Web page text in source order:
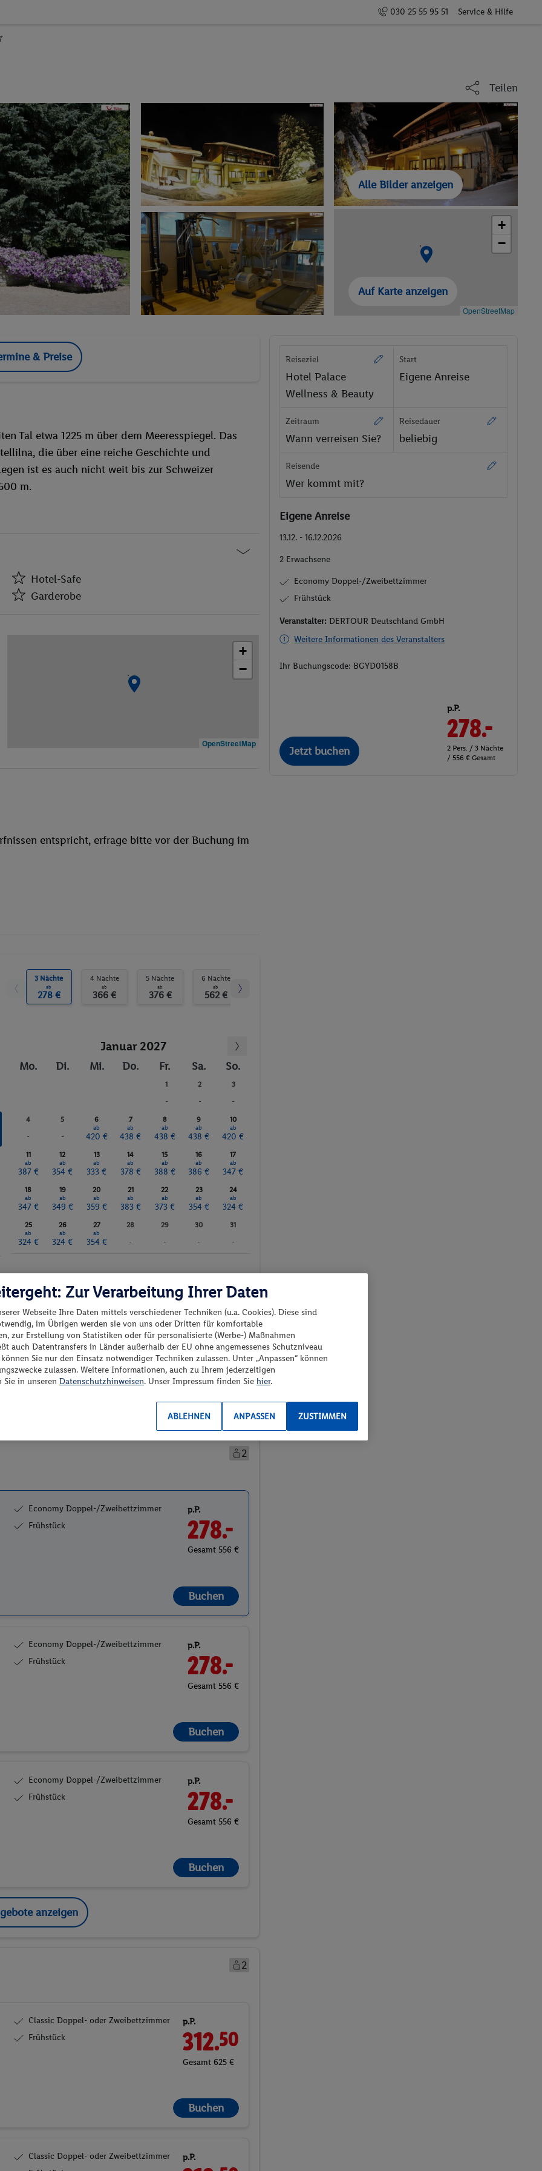
030 25 55 95 51 Service & Hilfe
Teilen
Alle Bilder anzeigen
+
−
OpenStreetMap
Auf Karte anzeigen
& Preise
Tal etwa 1225 m über dem Meeresspiegel. Das
die über eine reiche Geschichte und
ist es auch nicht weit bis zur Schweizer
m.
Hotel-Safe
Garderobe
Restaurant(s) mit Kinderhochstühlen
Spielplatz
Sonnenterrasse
Massage
Billard / Snooker
Animation für Kinder
Fitnessstudio
+
−
OpenStreetMap
entspricht, erfrage bitte vor der Buchung im
3 Nächte
ab
278 €
4 Nächte
ab
366 €
5 Nächte
ab
376 €
6 Nächte
ab
562 €
Januar 2027
Mo. Di. Mi. Do. Fr. Sa. So.
1
-
2
-
3
-
4
-
5
-
6
ab
420 €
7
ab
438 €
8
ab
438 €
9
ab
438 €
10
ab
420 €
11
ab
387 €
12
ab
354 €
13
ab
333 €
14
ab
378 €
15
ab
388 €
16
ab
386 €
17
ab
347 €
18
ab
347 €
19
ab
349 €
20
ab
359 €
21
ab
383 €
22
ab
373 €
23
ab
354 €
24
ab
324 €
25
ab
324 €
26
ab
324 €
27
ab
354 €
28
-
29
-
30
-
31
-
los?
2
Economy Doppel-/Zweibettzimmer
Frühstück
p.P.
278.-
Gesamt 556 €
Buchen
Economy Doppel-/Zweibettzimmer
Frühstück
p.P.
278.-
Gesamt 556 €
Buchen
Economy Doppel-/Zweibettzimmer
Frühstück
p.P.
278.-
Gesamt 556 €
Buchen
anzeigen
2
Classic Doppel- oder Zweibettzimmer
Frühstück
p.P.
312.50
Gesamt 625 €
Buchen
Classic Doppel- oder Zweibettzimmer
p.P.
Reiseziel
Hotel Palace
Wellness & Beauty
Start
Eigene Anreise
Zeitraum
Wann verreisen Sie?
Reisedauer
beliebig
Reisende
Wer kommt mit?
Eigene Anreise
13.12. - 16.12.2026
2 Erwachsene
Economy Doppel-/Zweibettzimmer
Frühstück
Veranstalter:DERTOUR Deutschland GmbH
Weitere Informationen des Veranstalters
Ihr Buchungscode:BGYD0158B
Jetzt buchen
p.P.
278.-
2 Pers. / 3 Nächte
/ 556 € Gesamt
Zur Verarbeitung Ihrer Daten
Webseite Ihre Daten mittels verschiedener Techniken (u.a. Cookies). Diese sind
im Übrigen werden sie von uns oder Dritten für komfortable
zur Erstellung von Statistiken oder für personalisierte (Werbe-) Maßnahmen
auch Datentransfers in Länder außerhalb der EU ohne angemessenes Schutzniveau
Sie nur den Einsatz notwendiger Techniken zulassen. Unter „Anpassen“ können
zulassen. Weitere Informationen, auch zu Ihrem jederzeitigen
in unseren Datenschutzhinweisen. Unser Impressum finden Sie hier.
ZUSTIMMEN
ANPASSEN
ABLEHNEN